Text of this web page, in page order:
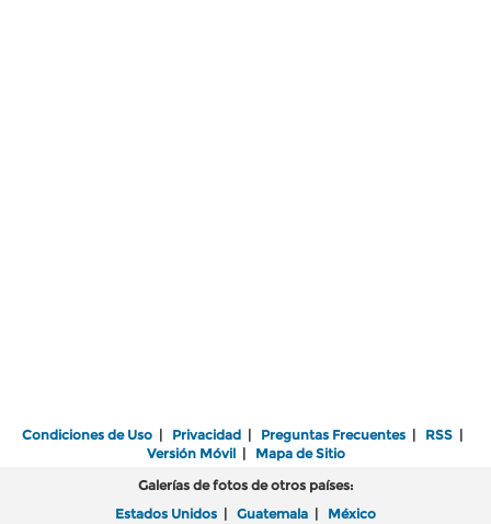
Condiciones de Uso | Privacidad | Preguntas Frecuentes | RSS |
Versión Móvil| Mapa de Sitio
Galerías de fotos de otros países:
Estados Unidos | Guatemala | México